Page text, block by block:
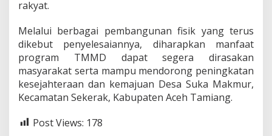
rakyat.
Melalui berbagai pembangunan fisik yang terus
dikebut penyelesaiannya, diharapkan manfaat
program TMMD dapat segera dirasakan
masyarakat serta mampu mendorong peningkatan
kesejahteraan dan kemajuan Desa Suka Makmur,
Kecamatan Sekerak, Kabupaten Aceh Tamiang.
Post Views: 178